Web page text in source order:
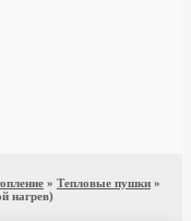
» Тепловые пушки »
нагрев)